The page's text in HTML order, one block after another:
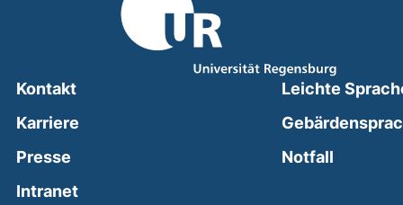
Kontakt
Karriere
Presse
Intranet(external link, opens in a new window)
Leichte
Notfall